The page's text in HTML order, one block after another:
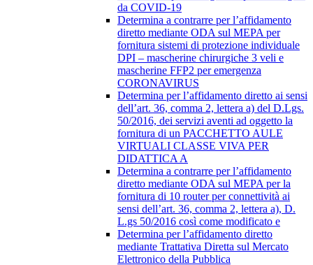
da COVID-19
Determina a contrarre per l’affidamento
diretto mediante ODA sul MEPA per
fornitura sistemi di protezione individuale
DPI – mascherine chirurgiche 3 veli e
mascherine FFP2 per emergenza
CORONAVIRUS
Determina per l’affidamento diretto ai sensi
dell’art. 36, comma 2, lettera a) del D.Lgs.
50/2016, dei servizi aventi ad oggetto la
fornitura di un PACCHETTO AULE
VIRTUALI CLASSE VIVA PER
DIDATTICA A
Determina a contrarre per l’affidamento
diretto mediante ODA sul MEPA per la
fornitura di 10 router per connettività ai
sensi dell’art. 36, comma 2, lettera a), D.
L.gs 50/2016 così come modificato e
Determina per l’affidamento diretto
mediante Trattativa Diretta sul Mercato
Elettronico della Pubblica